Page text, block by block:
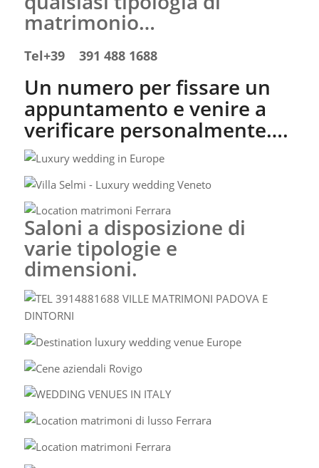
matrimonio…
Tel+39 391 488 1688
Un numero per fissare un
appuntamento e venire a
verificare personalmente….
Saloni a disposizione di
varie tipologie e
dimensioni.